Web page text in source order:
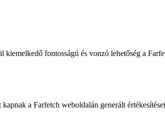
fontosságú és vonzó lehetőség a
a Farfetch weboldalán generált